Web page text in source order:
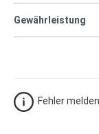
Gewährleistung
Fehler melden